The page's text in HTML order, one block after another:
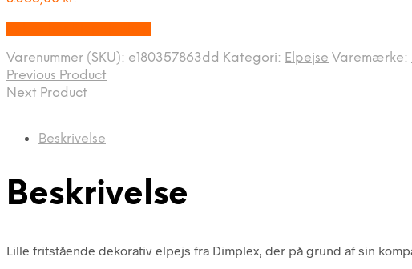
Varenummer (SKU): e180357863dd Kategori: Elpejse Varemærke:
Previous Product
Next Product
Beskrivelse
Beskrivelse
Lille fritstående dekorativ elpejs fra Dimplex, der på grund af sin